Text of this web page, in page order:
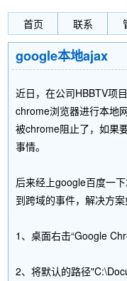
首页
联系
google本地ajax
近日，在公司HBBTV项
chrome浏览器进行本地
被chrome阻止了，如果
事情。
后来经上google百度一
到跨域的事件，解决方案
1、桌面右击“Google
2、将默认的路径